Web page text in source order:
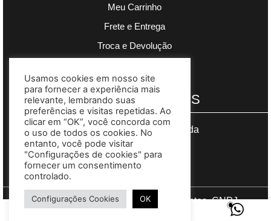
Meu Carrinho
Frete e Entrega
Troca e Devolução
PAGAMENTOS
Segurança garantida
Copyright © 2023 Madre Complementos. CNPJ
Gomes Web
Usamos cookies em nosso site
para fornecer a experiência mais
relevante, lembrando suas
preferências e visitas repetidas. Ao
clicar em “OK”, você concorda com
o uso de todos os cookies. No
entanto, você pode visitar
"Configurações de cookies" para
fornecer um consentimento
controlado.
Configurações Cookies OK